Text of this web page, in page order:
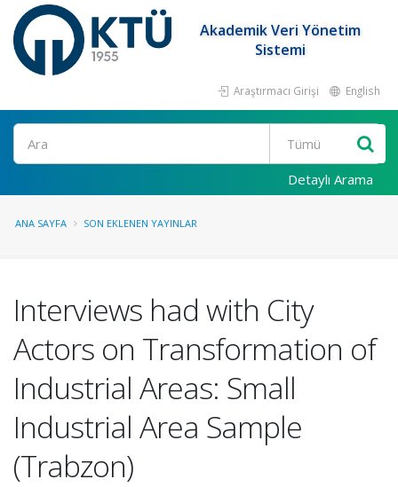
Akademik Veri Yönetim
Sistemi
Araştırmacı Girişi English
Ara
Detaylı Arama
ANA SAYFA SON EKLENEN YAYINLAR
Interviews had with City
Actors on Transformation of
Industrial Areas: Small
Industrial Area Sample
(Trabzon)